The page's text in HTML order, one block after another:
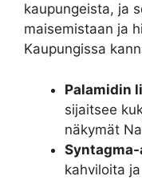
kaupungeista, ja
maisemistaan ja
Kaupungissa
Palamidin
sijaitsee
näkymät
kahviloita